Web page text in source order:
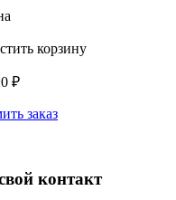
корзину
0 ₽
заказ
контакт